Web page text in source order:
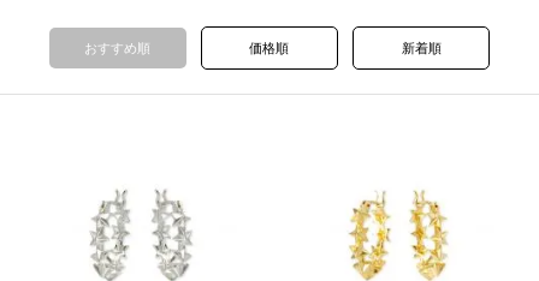
おすすめ順 価格順 新着順